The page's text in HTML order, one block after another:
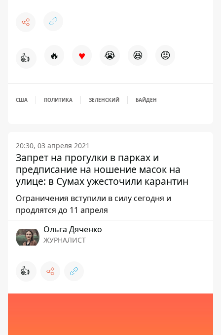
👍 🔥 ♥ 😭 😆 😡
США ПОЛИТИКА ЗЕЛЕНСКИЙ БАЙДЕН
20:30, 03 апреля 2021
Запрет на прогулки в парках и
предписание на ношение масок на
улице: в Сумах ужесточили карантин
Ограничения вступили в силу сегодня и
продлятся до 11 апреля
Ольга Дяченко
ЖУРНАЛИСТ
👍